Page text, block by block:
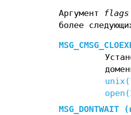
Аргумент flags
более
MSG_DONTWAIT